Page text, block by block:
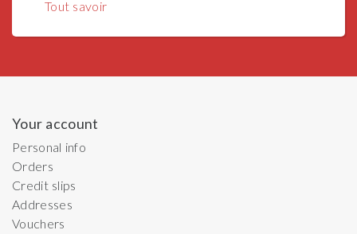
Tout savoir
Your account
Personal info
Orders
Credit slips
Addresses
Vouchers